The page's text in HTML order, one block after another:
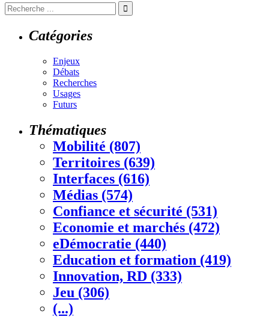
Catégories
Enjeux
Débats
Recherches
Usages
Futurs
Thématiques
Mobilité (807)
Territoires (639)
Interfaces (616)
Médias (574)
Confiance et sécurité (531)
Economie et marchés (472)
eDémocratie (440)
Education et formation (419)
Innovation, RD (333)
Jeu (306)
(...)